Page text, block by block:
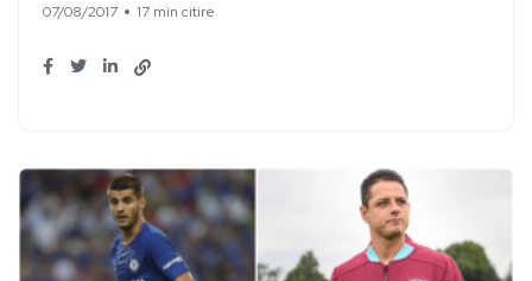
07/08/2017 17 min citire